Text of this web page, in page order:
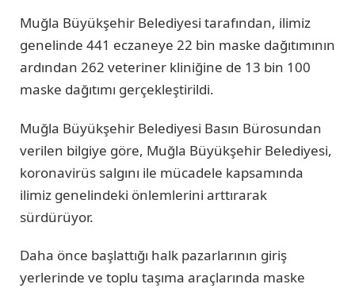
Muğla Büyükşehir Belediyesi tarafından, ilimiz
genelinde 441 eczaneye 22 bin maske dağıtımının
ardından 262 veteriner kliniğine de 13 bin 100
maske dağıtımı gerçekleştirildi.
Muğla Büyükşehir Belediyesi Basın Bürosundan
verilen bilgiye göre, Muğla Büyükşehir Belediyesi,
koronavirüs salgını ile mücadele kapsamında
ilimiz genelindeki önlemlerini arttırarak
sürdürüyor.
Daha önce başlattığı halk pazarlarının giriş
yerlerinde ve toplu taşıma araçlarında maske